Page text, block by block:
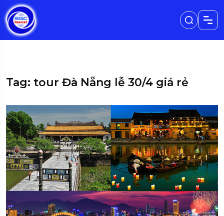
Tag: tour Đà Nẵng lễ 30/4 giá rẻ